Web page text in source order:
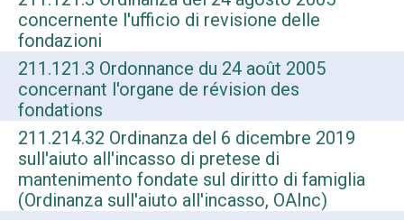
concernente l'ufficio di revisione delle
fondazioni
211.121.3 Ordonnance du 24 août 2005
concernant l'organe de révision des
fondations
211.214.32 Ordinanza del 6 dicembre 2019
sull'aiuto all'incasso di pretese di
mantenimento fondate sul diritto di famiglia
(Ordinanza sull'aiuto all'incasso, OAInc)